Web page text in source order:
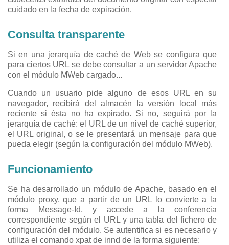
cuidado en la fecha de expiración.
Consulta transparente
Si en una jerarquía de caché de Web se configura que
para ciertos URL se debe consultar a un servidor Apache
con el módulo MWeb cargado...
Cuando un usuario pide alguno de esos URL en su
navegador, recibirá del almacén la versión local más
reciente si ésta no ha expirado. Si no, seguirá por la
jerarquía de caché: el URL de un nivel de caché superior,
el URL original, o se le presentará un mensaje para que
pueda elegir (según la configuración del módulo MWeb).
Funcionamiento
Se ha desarrollado un módulo de Apache, basado en el
módulo proxy, que a partir de un URL lo convierte a la
forma Message-Id, y accede a la conferencia
correspondiente según el URL y una tabla del fichero de
configuración del módulo. Se autentifica si es necesario y
utiliza el comando xpat de innd de la forma siguiente: